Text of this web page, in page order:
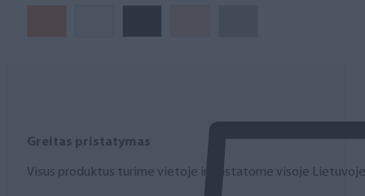
Greitas pristatymas
Visus produktus turime vietoje ir pristatome visoje Lietuvoje